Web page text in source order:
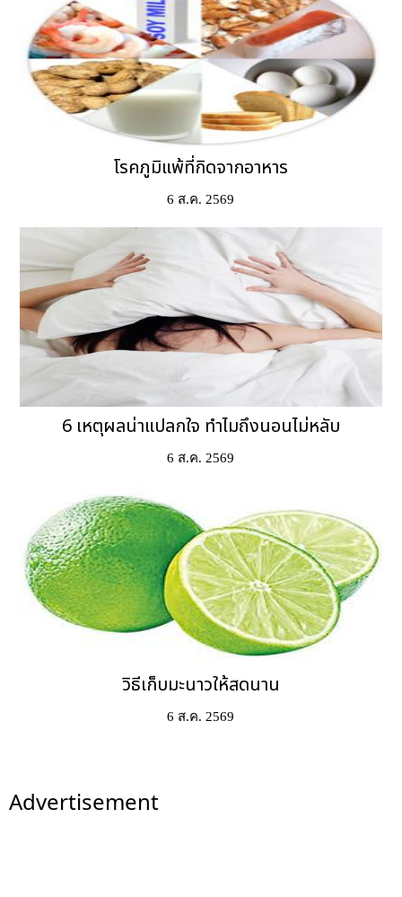
โรคภูมิแพ้ที่กิดจากอาหาร
6 ส.ค. 2569
6 เหตุผลน่าแปลกใจ ทำไมถึงนอนไม่หลับ
6 ส.ค. 2569
วิธีเก็บมะนาวให้สดนาน
6 ส.ค. 2569
Advertisement